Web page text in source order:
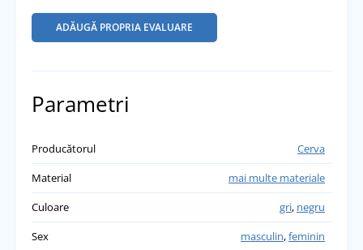
ADĂUGĂ PROPRIA EVALUARE
Parametri
Producătorul
Cerva
Material
mai multe materiale
Culoare
gri, negru
Sex
masculin,feminin